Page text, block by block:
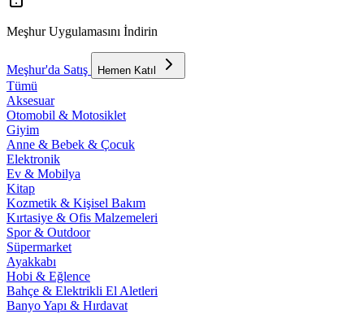
Meşhur Uygulamasını İndirin
Meşhur'da Satış Hemen Katıl
Tümü
Aksesuar
Otomobil & Motosiklet
Giyim
Anne & Bebek & Çocuk
Elektronik
Ev & Mobilya
Kitap
Kozmetik & Kişisel Bakım
Kırtasiye & Ofis Malzemeleri
Spor & Outdoor
Süpermarket
Ayakkabı
Hobi & Eğlence
Bahçe & Elektrikli El Aletleri
Banyo Yapı & Hırdavat